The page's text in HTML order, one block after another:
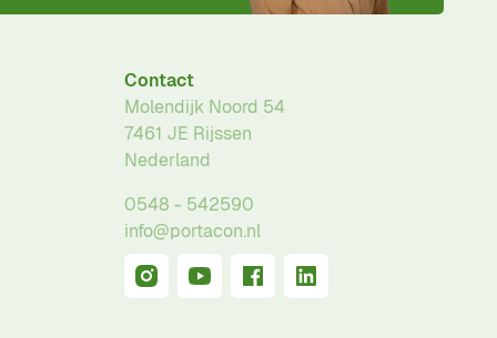
Contact
Molendijk Noord 54
7461 JE Rijssen
Nederland
0548 - 542590
info@portacon.nl